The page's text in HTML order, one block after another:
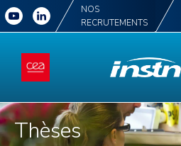
NOS
RECRUTEMENTS
Thèses